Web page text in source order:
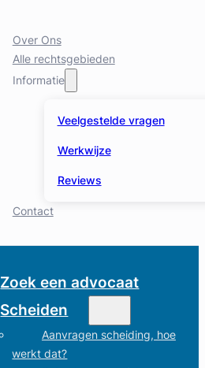
Over Ons
Alle rechtsgebieden
Informatie
Veelgestelde vragen
Werkwijze
Reviews
Contact
Zoek een advocaat
Scheiden
Aanvragen scheiding, hoe
werkt dat?